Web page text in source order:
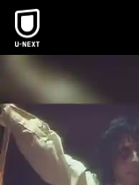
本文へスキップ